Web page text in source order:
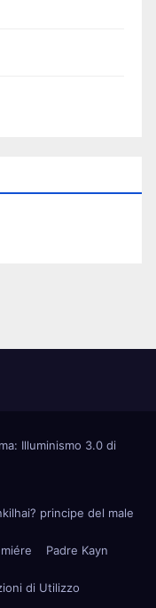
Illuminismo 3.0 di
principe del male
Padre Kayn
di Utilizzo